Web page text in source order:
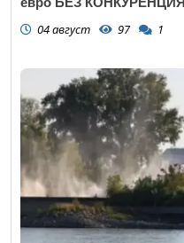
04 август 97 1